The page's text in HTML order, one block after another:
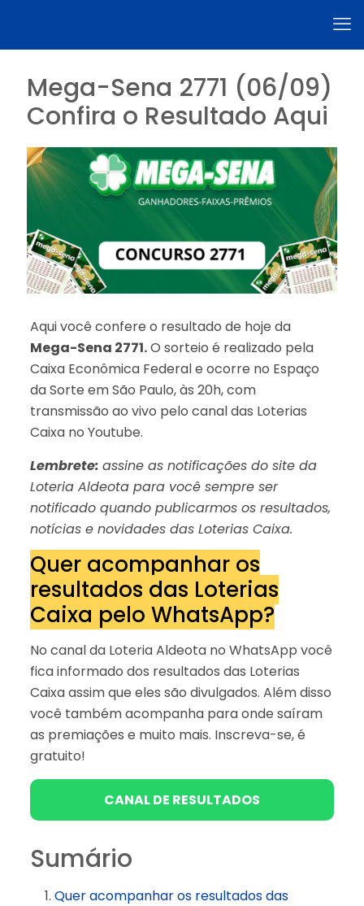
Mega-Sena 2771 (06/09)
Confira o Resultado Aqui
Aqui você confere o resultado de hoje da
Mega-Sena 2771.O sorteio é realizado pela
Caixa Econômica Federal e ocorre no Espaço
da Sorte em São Paulo, às 20h, com
transmissão ao vivo pelo canal das Loterias
Caixa no Youtube.
Lembrete: assine as notificações do site da
Loteria Aldeota para você sempre ser
notificado quando publicarmos os resultados,
notícias e novidades das Loterias Caixa.
Quer acompanhar os
resultados das Loterias
Caixa pelo WhatsApp?
No canal da Loteria Aldeota no WhatsApp você
fica informado dos resultados das Loterias
Caixa assim que eles são divulgados. Além disso
você também acompanha para onde saíram
as premiações e muito mais. Inscreva-se, é
gratuito!
CANAL DE RESULTADOS
Sumário
Quer acompanhar os resultados das